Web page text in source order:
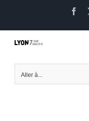
contenu
Aller à...